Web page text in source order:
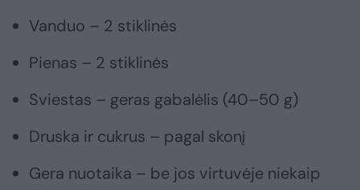
Vanduo – 2 stiklinės
Pienas – 2 stiklinės
Sviestas – geras gabalėlis (40–50 g)
Druska ir cukrus – pagal skonį
Gera nuotaika – be jos virtuvėje niekaip